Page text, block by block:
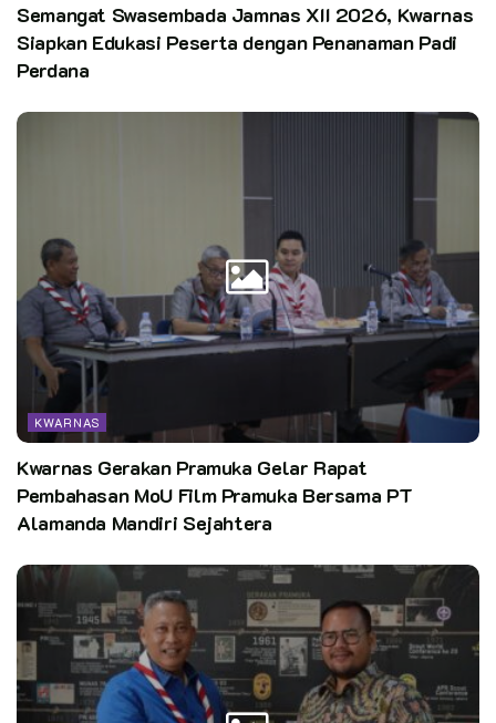
Semangat Swasembada Jamnas XII 2026, Kwarnas
Siapkan Edukasi Peserta dengan Penanaman Padi
Perdana
KWARNAS
Kwarnas Gerakan Pramuka Gelar Rapat
Pembahasan MoU Film Pramuka Bersama PT
Alamanda Mandiri Sejahtera